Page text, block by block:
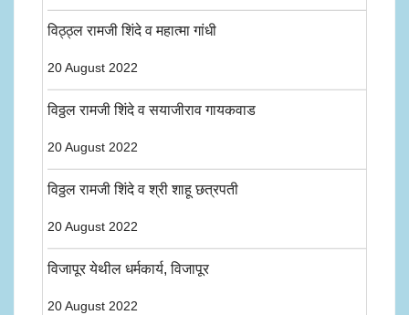
विठ्ठ्ल रामजी शिंदे व महात्मा गांधी
20 August 2022
विठ्ठल रामजी शिंदे व सयाजीराव गायकवाड
20 August 2022
विठ्ठल रामजी शिंदे व श्री शाहू छत्रपती
20 August 2022
विजापूर येथील धर्मकार्य, विजापूर
20 August 2022